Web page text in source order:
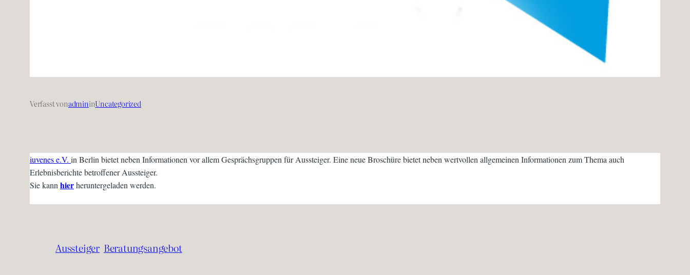
Verfasst vonadmininUncategorized
iuvenes e.V. in Berlin bietet neben Informationen vor allem Gesprächsgruppen für Aussteiger. Eine neue Broschüre bietet neben wertvollen allgemeinen Informationen zum Thema auch
Erlebnisberichte betroffener Aussteiger.
Sie kann hierheruntergeladen werden.
Aussteiger Beratungsangebot